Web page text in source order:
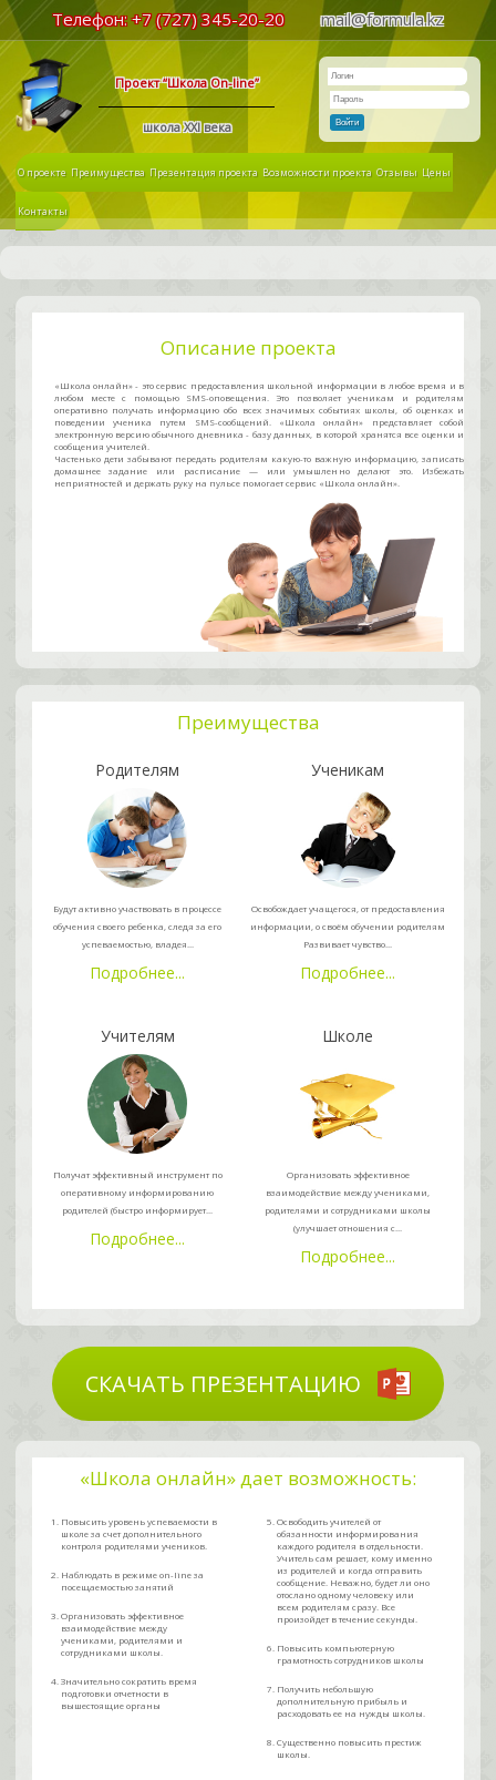
Телефон: +7 (727) 345-20-20 mail@formula.kz
Проект “Школа On-line”
школа XXI века Войти
О проекте Преимущества Презентация проекта Возможности проекта Отзывы Цены
Контакты
Описание проекта
«Школа онлайн» - это сервис предоставления школьной информации в любое время и в
любом месте c помощью SMS-оповещения. Это позволяет ученикам и родителям
оперативно получать информацию обо всех значимых событиях школы, об оценках и
поведении ученика путем SMS-сообщений. «Школа онлайн» представляет собой
электронную версию обычного дневника - базу данных, в которой хранятся все оценки и
сообщения учителей.
Частенько дети забывают передать родителям какую-то важную информацию, записать
домашнее задание или расписание — или умышленно делают это. Избежать
неприятностей и держать руку на пульсе помогает сервис «Школа онлайн».
Преимущества
Родителям
Будут активно участвовать в процессе
обучения своего ребенка, следя за его
успеваемостью, владея...
Подробнее...
Ученикам
Освобождает учащегося, от предоставления
информации, о своём обучении родителям
Развивает чувство...
Подробнее...
Учителям
Получат эффективный инструмент по
оперативному информированию
родителей (быстро информирует...
Подробнее...
Школе
Организовать эффективное
взаимодействие между учениками,
родителями и сотрудниками школы
(улучшает отношения с...
Подробнее...
СКАЧАТЬ ПРЕЗЕНТАЦИЮ
«Школа онлайн» дает возможность:
Повысить уровень успеваемости в
школе за счет дополнительного
контроля родителями учеников.
Наблюдать в режиме on-line за
посещаемостью занятий
Организовать эффективное
взаимодействие между
учениками, родителями и
сотрудниками школы.
Значительно сократить время
подготовки отчетности в
вышестоящие органы
Освободить учителей от
обязанности информирования
каждого родителя в отдельности.
Учитель сам решает, кому именно
из родителей и когда отправить
сообщение. Неважно, будет ли оно
отослано одному человеку или
всем родителям сразу. Все
произойдет в течение секунды.
Повысить компьютерную
грамотность сотрудников школы
Получить небольшую
дополнительную прибыль и
расходовать ее на нужды школы.
Существенно повысить престиж
школы.